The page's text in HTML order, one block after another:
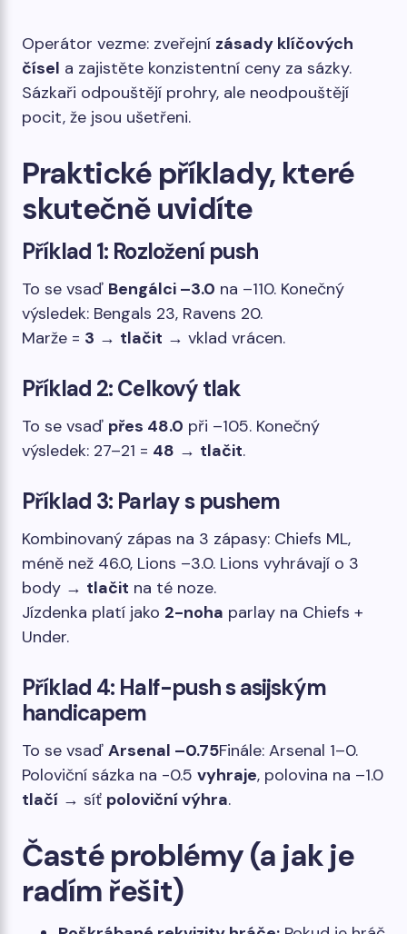
Operátor vezme: zveřejní zásady klíčových
čísel a zajistěte konzistentní ceny za sázky.
Sázkaři odpouštějí prohry, ale neodpouštějí
pocit, že jsou ušetřeni.
Praktické příklady, které
skutečně uvidíte
Příklad 1: Rozložení push
To se vsaď Bengálci –3.0 na –110. Konečný
výsledek: Bengals 23, Ravens 20.
Marže = 3 → tlačit → vklad vrácen.
Příklad 2: Celkový tlak
To se vsaď přes 48.0 při –105. Konečný
výsledek: 27–21 = 48 → tlačit.
Příklad 3: Parlay s pushem
Kombinovaný zápas na 3 zápasy: Chiefs ML,
méně než 46.0, Lions –3.0. Lions vyhrávají o 3
body → tlačit na té noze.
Jízdenka platí jako 2-noha parlay na Chiefs +
Under.
Příklad 4: Half-push s asijským
handicapem
To se vsaď Arsenal –0.75Finále: Arsenal 1–0.
Poloviční sázka na -0.5 vyhraje, polovina na –1.0
tlačí → síť poloviční výhra.
Časté problémy (a jak je
radím řešit)